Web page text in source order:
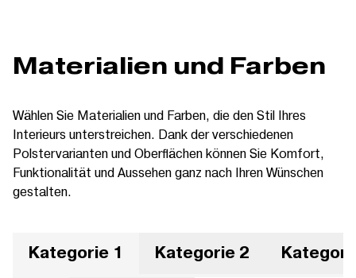
Materialien und Farben
Wählen Sie Materialien und Farben, die den Stil Ihres
Interieurs unterstreichen. Dank der verschiedenen
Polstervarianten und Oberflächen können Sie Komfort,
Funktionalität und Aussehen ganz nach Ihren Wünschen
gestalten.
Kategorie 1 Kategorie 2